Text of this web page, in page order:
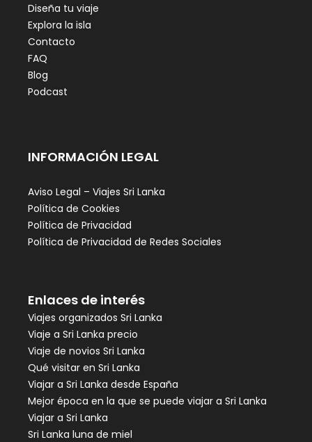
Diseña tu viaje
Explora la isla
Contacto
FAQ
Blog
Podcast
INFORMACIÓN LEGAL
Aviso Legal – Viajes Sri Lanka
Política de Cookies
Política de Privacidad
Política de Privacidad de Redes Sociales
Enlaces de interés
Viajes organizados Sri Lanka
Viaje a Sri Lanka precio
Viaje de novios Sri Lanka
Qué visitar en Sri Lanka
Viajar a Sri Lanka desde España
Mejor época en la que se puede viajar a Sri Lanka
Viajar a Sri Lanka
Sri Lanka luna de miel